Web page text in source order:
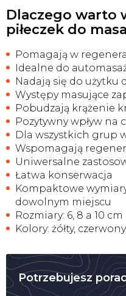
Dlaczego warto
piłeczek do
Pomagają w
Idealne do
Nadają się do użytku
Występy masujące
Pobudzają krążenie
Pozytywny wpływ na
Dla wszystkich grup
Wspomagają
Uniwersalne
Łatwa konserwacja
Kompaktowe
dowolnym miejscu
Rozmiary: 6, 8 a 10 cm
Kolory: żółty,
Potrzebujesz